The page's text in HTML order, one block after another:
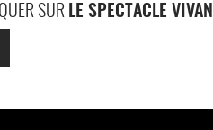
SUR LE SPECTACLE VIVANT